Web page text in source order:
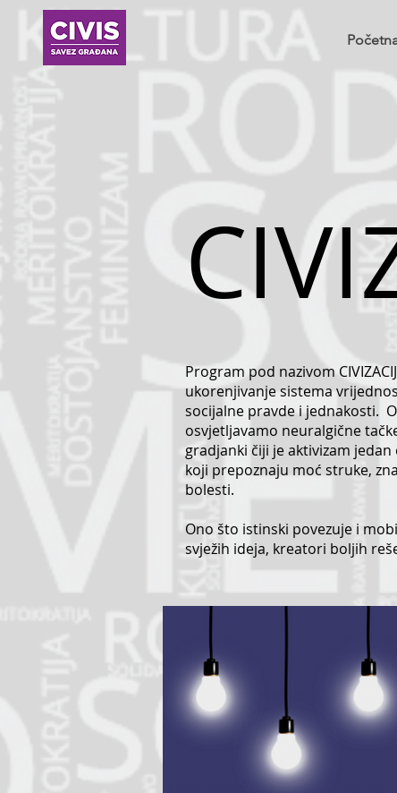
Program pod nazivom
ukorenjivanje sistema
socijalne pravde i jednakosti.
osvjetljavamo neuralgične
gradjanki čiji je aktivizam
koji prepoznaju moć struke,
bolesti.
Ono što istinski povezuje i
svježih ideja, kreatori boljih